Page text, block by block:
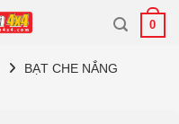
0
BẠT CHE NẮNG